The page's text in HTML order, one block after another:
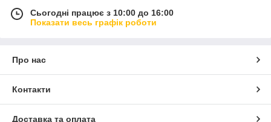
Сьогодні працює з 10:00 до 16:00
Показати весь графік роботи
Про нас
Контакти
Доставка та оплата